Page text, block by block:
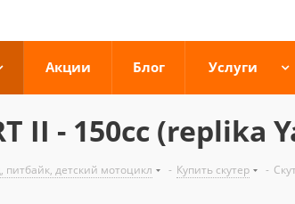
Акции Блог Услуги
II - 150cc (replika
питбайк, детский мотоцикл - Купить скутер -